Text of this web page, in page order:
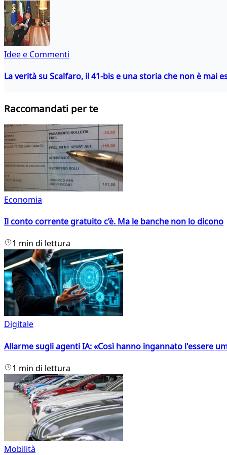
Idee e Commenti
La verità su Scalfaro, il 41-bis e una storia che non è mai
Raccomandati per te
Economia
Il conto corrente gratuito c’è. Ma le banche non lo dicono
1 min di lettura
Digitale
Allarme sugli agenti IA: «Così hanno ingannato l'essere
1 min di lettura
Mobilità